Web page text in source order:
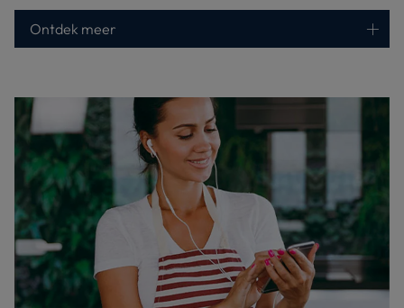
Ontdek meer